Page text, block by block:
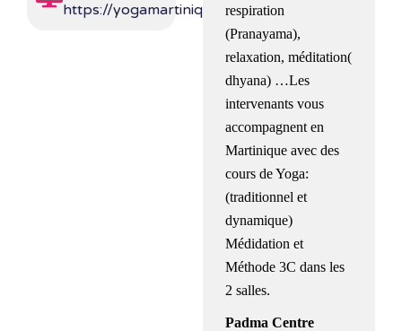
https://yogamartinique.net/respiration
(Pranayama),
relaxation, méditation(
dhyana) …Les
intervenants vous
accompagnent en
Martinique avec des
cours de Yoga:
(traditionnel et
dynamique)
Médidation et
Méthode 3C dans les
2 salles.
Padma Centre